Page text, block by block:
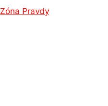
Zóna Pravdy